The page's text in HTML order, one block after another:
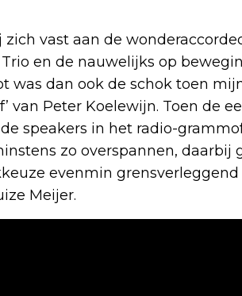
vast aan de
en de nauwelijks op
was dan ook de schok toen
van Peter Koelewijn. Toen de
speakers in het radio-
zo overspannen,
evenmin
Meijer.